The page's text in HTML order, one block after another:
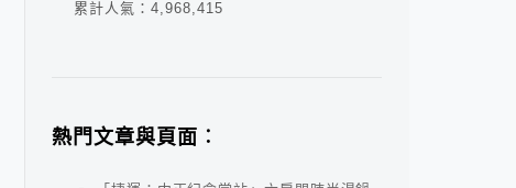
累計人氣： 4,968,415
熱門文章與頁面︰